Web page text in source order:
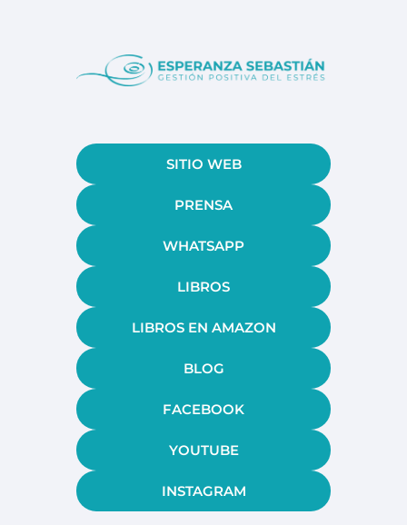
SITIO WEB
PRENSA
WHATSAPP
LIBROS
LIBROS EN AMAZON
BLOG
FACEBOOK
YOUTUBE
INSTAGRAM